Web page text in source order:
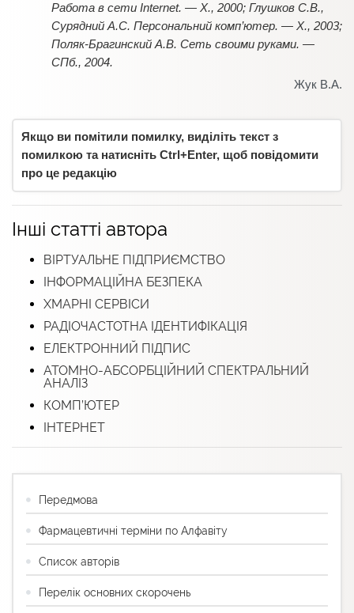
Работа в сети Internet. — Х., 2000; Глушков С.В.,
Сурядний А.С. Персональний комп’ютер. — Х., 2003;
Поляк-Брагинский А.В. Сеть своими руками. —
СПб., 2004.
Жук В.А.
Якщо ви помітили помилку, виділіть текст з
помилкою та натисніть Ctrl+Enter, щоб повідомити
про це редакцію
Інші статті автора
ВІРТУАЛЬНЕ ПІДПРИЄМСТВО
ІНФОРМАЦІЙНА БЕЗПЕКА
ХМАРНІ СЕРВІСИ
РАДІОЧАСТОТНА ІДЕНТИФІКАЦІЯ
ЕЛЕКТРОННИЙ ПІДПИС
АТОМНО-АБСОРБЦІЙНИЙ СПЕКТРАЛЬНИЙ
АНАЛІЗ
КОМП’ЮТЕР
ІНТЕРНЕТ
Передмова
Фармацевтичні терміни по Алфавіту
Список авторів
Перелік основних скорочень